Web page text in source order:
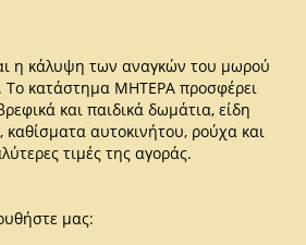
η κάλυψη των αναγκών του μωρού
Το κατάστημα ΜΗΤΕΡΑ προσφέρει
και παιδικά δωμάτια, είδη
αυτοκινήτου, ρούχα και
τιμές της αγοράς.
μας: